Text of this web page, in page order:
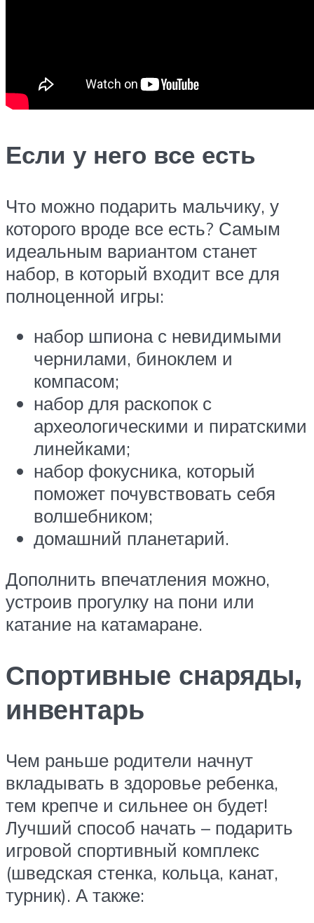
Если у него все есть
Что можно подарить мальчику, у
которого вроде все есть? Самым
идеальным вариантом станет
набор, в который входит все для
полноценной игры:
набор шпиона с невидимыми
чернилами, биноклем и
компасом;
набор для раскопок с
археологическими и пиратскими
линейками;
набор фокусника, который
поможет почувствовать себя
волшебником;
домашний планетарий.
Дополнить впечатления можно,
устроив прогулку на пони или
катание на катамаране.
Спортивные снаряды,
инвентарь
Чем раньше родители начнут
вкладывать в здоровье ребенка,
тем крепче и сильнее он будет!
Лучший способ начать – подарить
игровой спортивный комплекс
(шведская стенка, кольца, канат,
турник). А также: